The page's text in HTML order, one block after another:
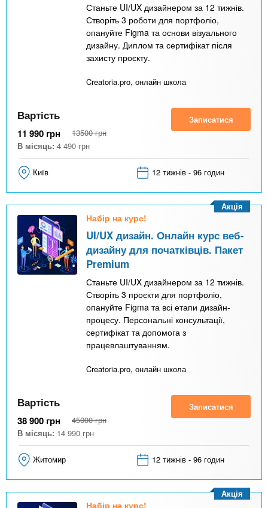
Станьте UI/UX дизайнером за 12 тижнів.
Створіть 3 роботи для портфоліо,
опануйте Figma та основи візуального
дизайну. Диплом та сертифікат після
захисту проєкту.
Creatoria.pro, онлайн школа
Вартість
11 990 грн 13500 грн
В місяць: 4 490 грн
Записатися
Київ 12 тижнів - 96 годин
Набір на курс!
UI/UX дизайн. Онлайн курс веб-
дизайну для початківців. Пакет
Premium
Станьте UI/UX дизайнером за 12 тижнів.
Створіть 3 проєкти для портфоліо,
опануйте Figma та всі етапи дизайн-
процесу. Персональні консультації,
сертифікат та допомога з
працевлаштуванням.
Creatoria.pro, онлайн школа
Акція
Вартість
38 900 грн 45000 грн
В місяць: 14 990 грн
Записатися
Житомир 12 тижнів - 96 годин
Набір на курс!
Акція